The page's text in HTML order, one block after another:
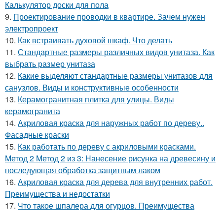
Калькулятор доски для пола
9. Проектирование проводки в квартире. Зачем нужен
электропроект
10. Как встраивать духовой шкаф. Что делать
11. Стандартные размеры различных видов унитаза. Как
выбрать размер унитаза
12. Какие выделяют стандартные размеры унитазов для
санузлов. Виды и конструктивные особенности
13. Керамогранитная плитка для улицы. Виды
керамогранита
14. Акриловая краска для наружных работ по дереву..
Фасадные краски
15. Как работать по дереву с акриловыми красками.
Метод 2 Метод 2 из 3: Нанесение рисунка на древесину и
последующая обработка защитным лаком
16. Акриловая краска для дерева для внутренних работ.
Преимущества и недостатки
17. Что такое шпалера для огурцов. Преимущества